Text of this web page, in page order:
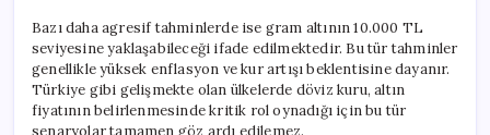
Bazı daha agresif tahminlerde ise gram altının 10.000 TL
seviyesine yaklaşabileceği ifade edilmektedir. Bu tür tahminler
genellikle yüksek enflasyon ve kur artışı beklentisine dayanır.
Türkiye gibi gelişmekte olan ülkelerde döviz kuru, altın
fiyatının belirlenmesinde kritik rol oynadığı için bu tür
senaryolar tamamen göz ardı edilemez.